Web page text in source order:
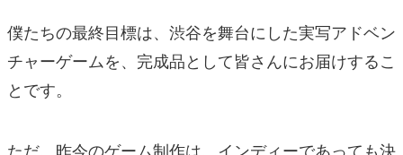
僕たちの最終目標は、渋谷を舞台にした実写アドベン
チャーゲームを、完成品として皆さんにお届けするこ
とです。
ただ、昨今のゲーム制作は、インディーであっても決